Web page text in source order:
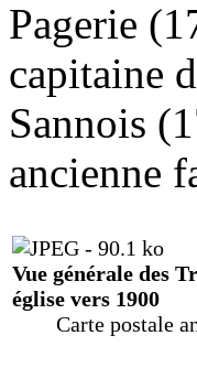
Pagerie
capitaine
Sannois
ancienne
Vue générale des
église vers 1900
Carte postale